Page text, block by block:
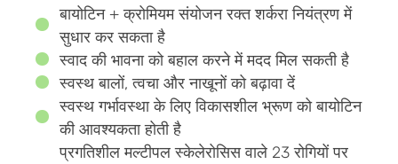
बायोटिन + क्रोमियम संयोजन रक्त शर्करा नियंत्रण में
सुधार कर सकता है
स्वाद की भावना को बहाल करने में मदद मिल सकती है
स्वस्थ बालों, त्वचा और नाखूनों को बढ़ावा दें
स्वस्थ गर्भावस्था के लिए विकासशील भ्रूण को बायोटिन
की आवश्यकता होती है
प्रगतिशील मल्टीपल स्केलेरोसिस वाले 23 रोगियों पर